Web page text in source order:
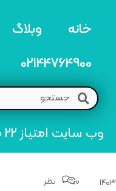
خانه وبلاگ
02144764900
وب سایت امتیاز 22 مرجع تخصصی خرید و فروش امتیاز های منطقه22
0 نظر